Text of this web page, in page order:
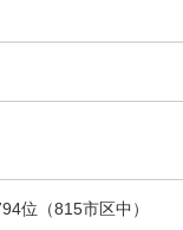
位（815市区中）